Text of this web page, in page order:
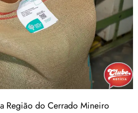
Região do Cerrado Mineiro